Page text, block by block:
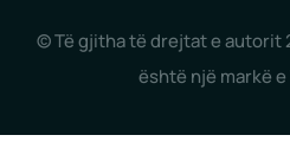
© Të gjitha të drejtat e autorit
është një markë